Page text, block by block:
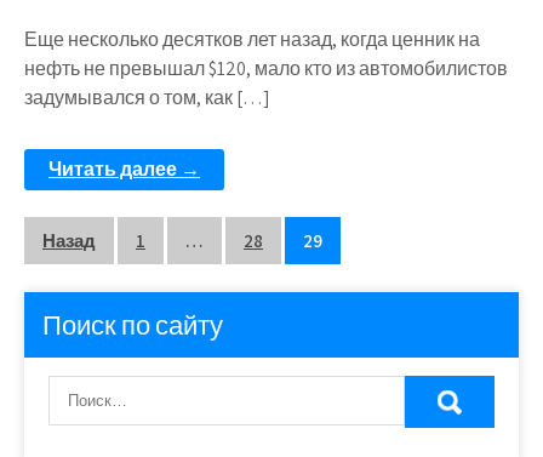
Еще несколько десятков лет назад, когда ценник на
нефть не превышал $120, мало кто из автомобилистов
задумывался о том, как […]
Читать далее →
Пагинация
записей
Назад 1 … 28 29
Поиск по сайту